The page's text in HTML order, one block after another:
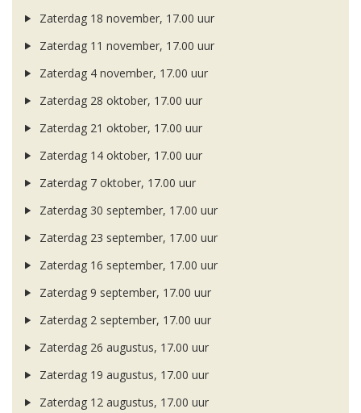
Zaterdag 18 november, 17.00 uur
Zaterdag 11 november, 17.00 uur
Zaterdag 4 november, 17.00 uur
Zaterdag 28 oktober, 17.00 uur
Zaterdag 21 oktober, 17.00 uur
Zaterdag 14 oktober, 17.00 uur
Zaterdag 7 oktober, 17.00 uur
Zaterdag 30 september, 17.00 uur
Zaterdag 23 september, 17.00 uur
Zaterdag 16 september, 17.00 uur
Zaterdag 9 september, 17.00 uur
Zaterdag 2 september, 17.00 uur
Zaterdag 26 augustus, 17.00 uur
Zaterdag 19 augustus, 17.00 uur
Zaterdag 12 augustus, 17.00 uur